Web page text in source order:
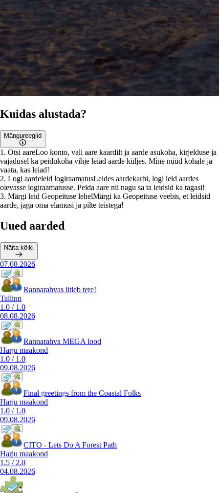
Kuidas alustada?
Mängureeglid
1 . Otsi aareLoo konto, vali aare kaardilt ja aarde asukoha, kirjelduse ja
vajadusel ka peidukoha vihje leiad aarde küljes. Mine nüüd kohale ja
vaata, kas leiad!
2. Logi aardeleid logiraamatusLeides aardekarbi, logi leid aardes
olevasse logiraamatusse. Peida aare nii nagu sa ta leidsid ka tagasi!
3. Märgi leid Geopeituse lehelMärgi ka Geopeituse veebis, et leidsid
aarde, jaga oma elamusi ja pilte teistega!
Uued aarded
Näita kõiki
07.08.2026
Rannarahvas ütleb tere!
Tallinn
1.0 / 1.0
08.08.2026
Rannarahva MEGA lood
Harju maakond
1.0 / 1.0
09.08.2026
Final greetings from the Coastal Folks
Harju maakond
1.0 / 1.0
09.08.2026
CITO - Lets Do A Forest Path
Harju maakond
1.5 / 2.0
04.08.2026